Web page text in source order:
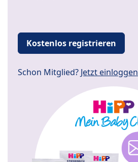
Kostenlos registrieren
Schon Mitglied? Jetzt einloggen